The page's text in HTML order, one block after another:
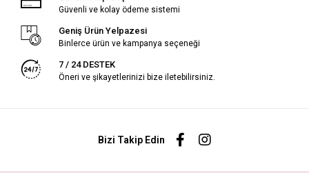
Güvenli ve kolay ödeme sistemi
Geniş Ürün Yelpazesi
Binlerce ürün ve kampanya seçeneği
7 / 24 DESTEK
Öneri ve şikayetlerinizi bize iletebilirsiniz.
Bizi Takip Edin